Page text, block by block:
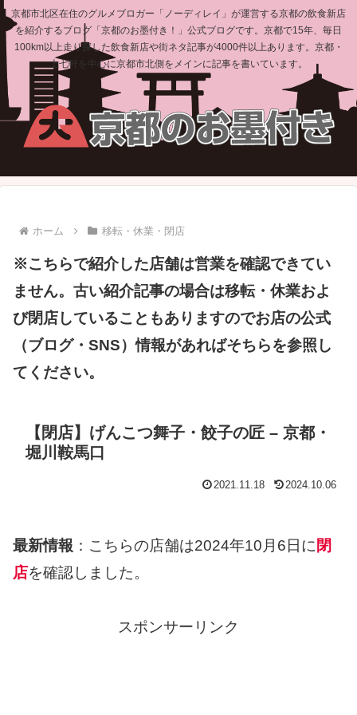
京都市北区在住のグルメブロガー「ノーディレイ」が運営する京都の飲食新店
を紹介するブログ「京都のお墨付き！」公式ブログです。京都で15年、毎日
100km以上走り探した飲食新店や街ネタ記事が4000件以上あります。京都・
上七軒を中心に京都市北側をメインに記事を書いています。
ホーム 移転・休業・閉店
※こちらで紹介した店舗は営業を確認できてい
ません。古い紹介記事の場合は移転・休業およ
び閉店していることもありますのでお店の公式
（ブログ・SNS）情報があればそちらを参照し
てください。
【閉店】げんこつ舞子・餃子の匠 – 京都・
堀川鞍馬口
2021.11.18 2024.10.06
最新情報 ：こちらの店舗は2024年10月6日に 閉
店を確認しました。
スポンサーリンク